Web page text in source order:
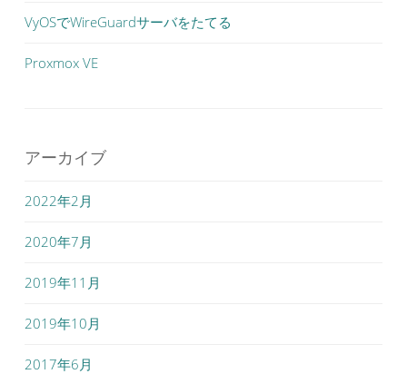
VyOSでWireGuardサーバをたてる
Proxmox VE
アーカイブ
2022年2月
2020年7月
2019年11月
2019年10月
2017年6月